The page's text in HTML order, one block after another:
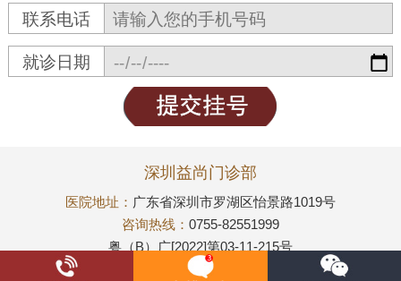
联系电话
就诊日期
深圳益尚门诊部
医院地址： 广东省深圳市罗湖区怡景路1019号
咨询热线： 0755-82551999
粤（B）广[2022]第03-11-215号